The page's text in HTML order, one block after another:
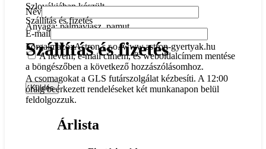
Szlovákiában készült
Anyaga: pálmaviasz, pamut
Forgalmazó: Astron s.r.o. www.astron-gyertyak.hu
Név
E-mail
A nevem, e-mail címem, és weboldalcímem mentése
a böngészőben a következő hozzászólásomhoz.
Szállítás és fizetés
Szállítás és fizetés
A csomagokat a GLS futárszolgálat kézbesíti. A 12:00
óráig beérkezett rendeléseket két munkanapon belül
feldolgozzuk.
Árlista